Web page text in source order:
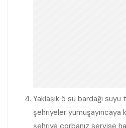
Yaklaşık 5 su bardağı
şehriyeler yumuşayıncaya
şehriye çorbanız servise